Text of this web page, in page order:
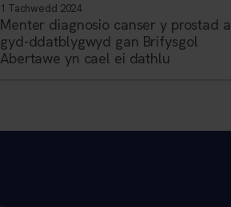
1 Tachwedd 2024
Menter diagnosio canser y prostad a
gyd-ddatblygwyd gan Brifysgol
Abertawe yn cael ei dathlu